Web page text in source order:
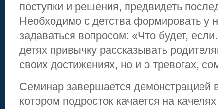
поступки и решения, предвидеть
Необходимо с детства формировать у
задаваться вопросом: «Что будет,
детях привычку рассказывать
своих достижениях, но и о тревогах,
Семинар завершается демонстрацией
котором подросток качается на